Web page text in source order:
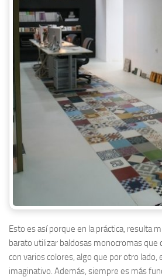
Esto es así porque en la práctica, resulta
barato utilizar baldosas monocromas
con varios colores, algo que por otro
imaginativo. Además, siempre es más